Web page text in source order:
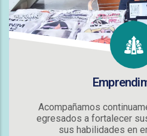
Acompañamos
egresados a fortalecer
sus habilidades en